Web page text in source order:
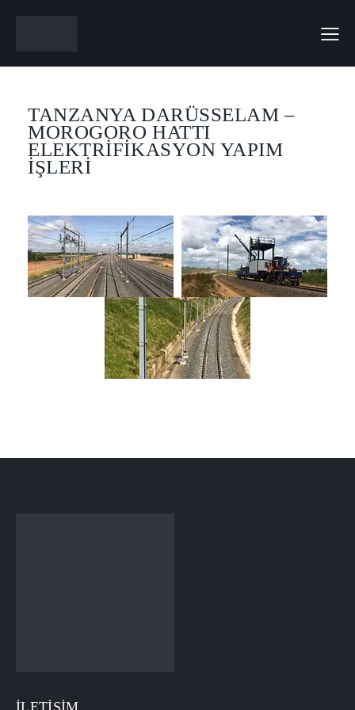
TANZANYA DARÜSSELAM –
MOROGORO HATTI
ELEKTRİFİKASYON YAPIM
İŞLERİ
İLETIŞIM